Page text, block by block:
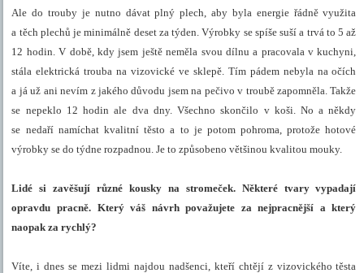
Ale do trouby je nutno dávat plný plech, aby byla energie řádně využita
a těch plechů je minimálně deset za týden. Výrobky se spíše suší a trvá to 5 až
12 hodin. V době, kdy jsem ještě neměla svou dílnu a pracovala v kuchyni,
stála elektrická trouba na vizovické ve sklepě. Tím pádem nebyla na očích
a já už ani nevím z jakého důvodu jsem na pečivo v troubě zapomněla. Takže
se nepeklo 12 hodin ale dva dny. Všechno skončilo v koši. No a někdy
se nedaří namíchat kvalitní těsto a to je potom pohroma, protože hotové
výrobky se do týdne rozpadnou. Je to způsobeno většinou kvalitou mouky.
Lidé si zavěšují různé kousky na stromeček. Některé tvary vypadají
opravdu pracně. Který váš návrh považujete za nejpracnější a který
naopak za rychlý?
Víte, i dnes se mezi lidmi najdou nadšenci, kteří chtějí z vizovického těsta